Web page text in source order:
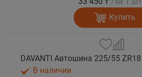
Купить
В наличии